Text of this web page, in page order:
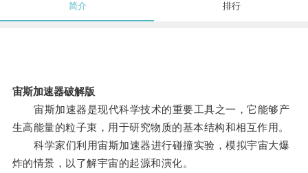
简介 排行
宙斯加速器破解版
宙斯加速器是现代科学技术的重要工具之一，它能够产
生高能量的粒子束，用于研究物质的基本结构和相互作用。
科学家们利用宙斯加速器进行碰撞实验，模拟宇宙大爆
炸的情景，以了解宇宙的起源和演化。